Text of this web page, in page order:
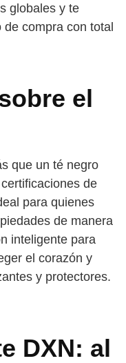
globales y te
compra con total
el
que un té negro
de
para quienes
de manera
inteligente para
el corazón y
y protectores.
DXN: al